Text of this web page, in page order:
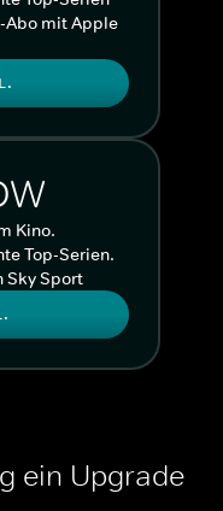
Abo mit Apple
Kino.
Top-Serien.
Sky Sport
ein Upgrade